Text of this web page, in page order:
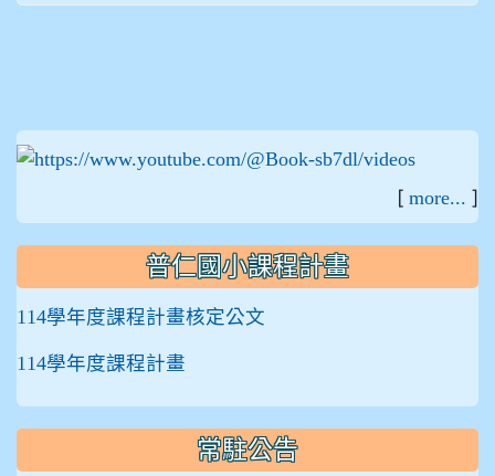
[ more... ]
普仁國小課程計畫
114學年度課程計畫核定公文
114學年度課程計畫
常駐公告